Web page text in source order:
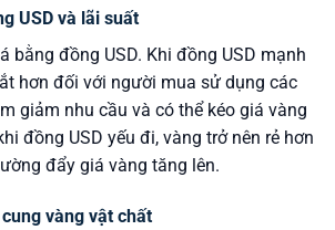
USD và lãi suất
bằng đồng USD. Khi đồng USD mạnh
hơn đối với người mua sử dụng các
giảm nhu cầu và có thể kéo giá vàng
đồng USD yếu đi, vàng trở nên rẻ hơn
đẩy giá vàng tăng lên.
vàng vật chất